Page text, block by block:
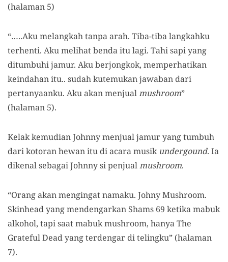
(halaman 5)
“…..Aku melangkah tanpa arah. Tiba-tiba langkahku
terhenti. Aku melihat benda itu lagi. Tahi sapi yang
ditumbuhi jamur. Aku berjongkok, memperhatikan
keindahan itu.. sudah kutemukan jawaban dari
pertanyaanku. Aku akan menjualmushroom”
(halaman 5).
Kelak kemudian Johnny menjual jamur yang tumbuh
dari kotoran hewan itu di acara musik undergound. Ia
dikenal sebagai Johnny si penjualmushroom.
“Orang akan mengingat namaku. Johny Mushroom.
Skinhead yang mendengarkan Shams 69 ketika mabuk
alkohol, tapi saat mabuk mushroom, hanya The
Grateful Dead yang terdengar di telingku” (halaman
7).